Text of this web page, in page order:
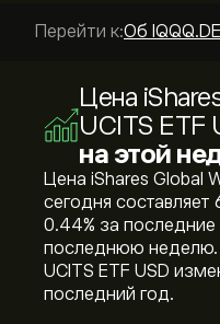
Перейти к:Об
Цена
UCITS ETF
на этой
Цена iShares Global
сегодня
‎0.44‎% за последние
последнюю неделю.
UCITS ETF USD
последний год.